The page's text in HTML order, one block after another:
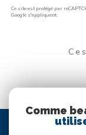
Ce site est protégé par
Google s'appliquent.
Comme